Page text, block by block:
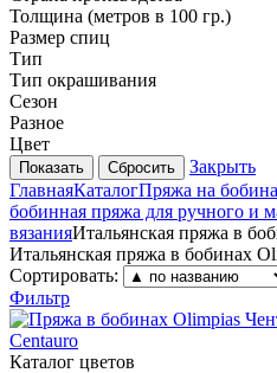
Толщина (метров в 100 гр.)
Размер спиц
Тип
Тип окрашивания
Сезон
Разное
Цвет
Сбросить
Закрыть
ГлавнаяКаталогПряжа на
бобинная пряжа для ручного и
вязанияИтальянская пряжа в
Итальянская пряжа в бобинах
Сортировать:
Фильтр
Centauro
Каталог цветов